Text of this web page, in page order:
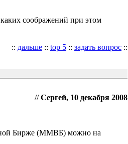
соображений при этом
:: дальше :: top 5 :: задать вопрос ::
//Сергей, 10 декабря 2008
Бирже (ММВБ) можно на